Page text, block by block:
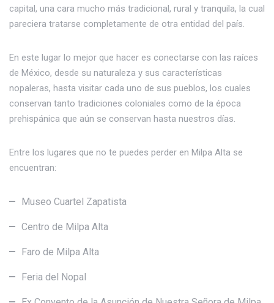
capital, una cara mucho más tradicional, rural y tranquila, la cual
pareciera tratarse completamente de otra entidad del país.
En este lugar lo mejor que hacer es conectarse con las raíces
de México, desde su naturaleza y sus características
nopaleras, hasta visitar cada uno de sus pueblos, los cuales
conservan tanto tradiciones coloniales como de la época
prehispánica que aún se conservan hasta nuestros días.
Entre los lugares que no te puedes perder en Milpa Alta se
encuentran:
Museo Cuartel Zapatista
Centro de Milpa Alta
Faro de Milpa Alta
Feria del Nopal